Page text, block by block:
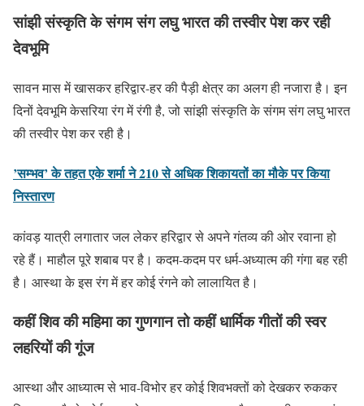
सांझी संस्कृति के संगम संग लघु भारत की तस्वीर पेश कर रही
देवभूमि
सावन मास में खासकर हरिद्वार-हर की पैड़ी क्षेत्र का अलग ही नजारा है। इन
दिनों देवभू​मि केसरिया रंग में रंगी है, जो सांझी संस्कृति के संगम संग लघु भारत
की तस्वीर पेश कर रही है।
’सम्भव’ के तहत एके शर्मा ने 210 से अधिक शिकायतों का मौके पर किया
निस्तारण
कांवड़ यात्री लगातार जल लेकर हरिद्वार से अपने गंतव्य की ओर रवाना हो
रहे हैं। माहौल पूरे शबाब पर है। कदम-कदम पर धर्म-अध्यात्म की गंगा बह रही
है। आस्था के इस रंग में हर कोई रंगने को लालायित है।
कहीं शिव की महिमा का गुणगान तो कहीं धार्मिक गीतों की स्वर
लहरियों की गूंज
आस्था और आध्यात्म से भाव-विभोर हर कोई शिवभक्तों को देखकर रुककर